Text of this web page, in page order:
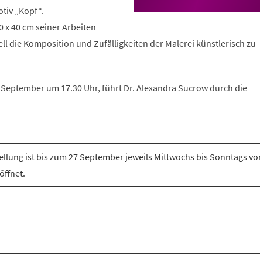
„Kopf“.
x 40 cm seiner Arbeiten
die Komposition und Zufälligkeiten der Malerei künstlerisch zu
um 17.30 Uhr, führt Dr. Alexandra Sucrow durch die
ist bis zum 27 September jeweils Mittwochs bis Sonntags